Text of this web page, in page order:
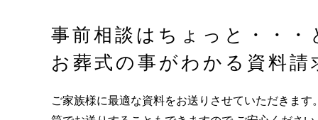
事前相談はちょっと・・・
お葬式の事がわかる資料
ご家族様に最適な資料をお送りさせていただきま